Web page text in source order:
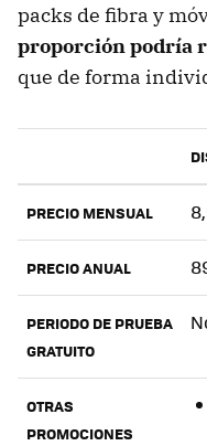
packs de fibra y
proporción podría
que de forma
PRECIO MENSUAL
PRECIO ANUAL
PERIODO DE PRUEBA
GRATUITO
OTRAS
PROMOCIONES